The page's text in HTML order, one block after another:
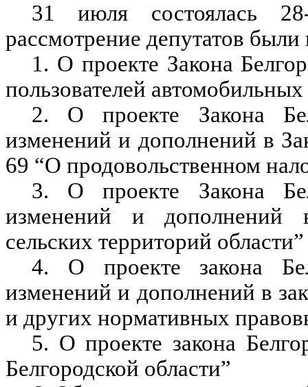
31 июля состоялась
рассмотрение депутатов
1. О проекте Закона
пользователей
2. О проекте Закона
изменений и дополнений в
69 “О продовольственном
3. О проекте Закона
изменений и дополнений
сельских территорий области”
4. О проекте закона
изменений и дополнений в
и других нормативных
5. О проекте закона
Белгородской области”